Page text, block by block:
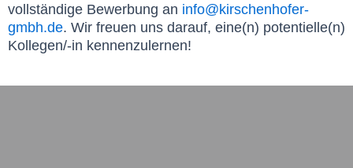
vollständige Bewerbung an info@kirschenhofer-
gmbh.de. Wir freuen uns darauf, eine(n) potentielle(n)
Kollegen/-in kennenzulernen!